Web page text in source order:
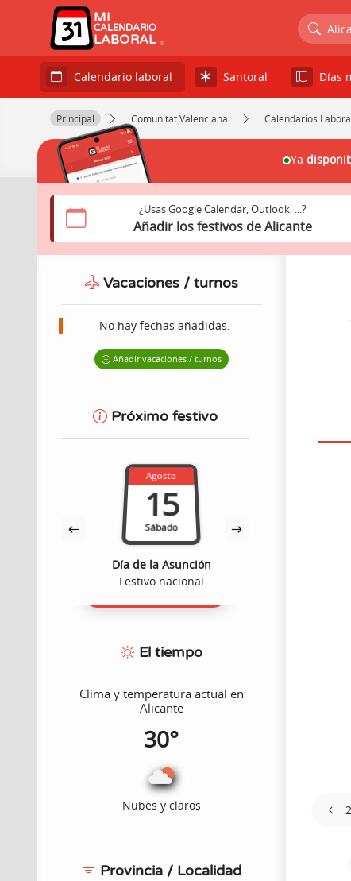
MI
CALENDARIO
LABORAL
Calendario laboral Santoral Días
Principal Comunitat Valenciana Calendarios
Vacaciones / turnos
No hay fechas añadidas.
Añadir vacaciones / turnos
Próximo festivo
Agosto
15
Sábado
Día de la Asunción
Festivo nacional
El tiempo
Clima y temperatura actual en
Alicante
30°
Nubes y claros
Provincia / Localidad
¿Usas Google Calendar, Outlook, ...?
Añadir los festivos de Alicante
Ya